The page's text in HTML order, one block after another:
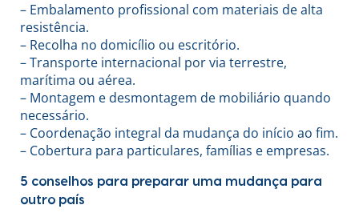
– Embalamento profissional com materiais de alta
resistência.
– Recolha no domicílio ou escritório.
– Transporte internacional por via terrestre,
marítima ou aérea.
– Montagem e desmontagem de mobiliário quando
necessário.
– Coordenação integral da mudança do início ao fim.
– Cobertura para particulares, famílias e empresas.
5 conselhos para preparar uma mudança para
outro país